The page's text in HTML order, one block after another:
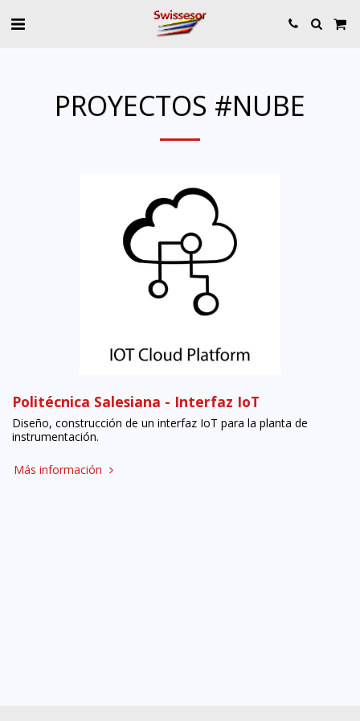
PROYECTOS #NUBE
Politécnica Salesiana - Interfaz IoT
Diseño, construcción de un interfaz IoT para la planta de
instrumentación.
Más información